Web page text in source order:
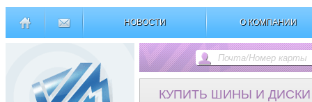
НОВОСТИ О КОМПАНИИ
КУПИТЬ ШИНЫ И ДИСКИ